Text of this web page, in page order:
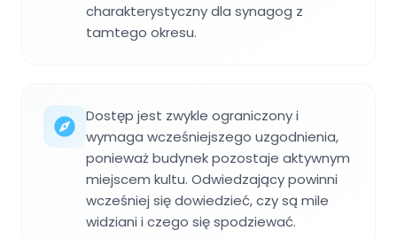
charakterystyczny dla synagog z
tamtego okresu.
Dostęp jest zwykle ograniczony i
wymaga wcześniejszego uzgodnienia,
ponieważ budynek pozostaje aktywnym
miejscem kultu. Odwiedzający powinni
wcześniej się dowiedzieć, czy są mile
widziani i czego się spodziewać.